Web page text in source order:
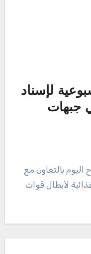
لإسناد
جبهات
لأبطال قوات